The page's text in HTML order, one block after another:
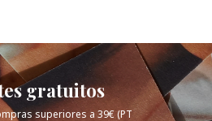
gratuitos
superiores a 39€ (PT